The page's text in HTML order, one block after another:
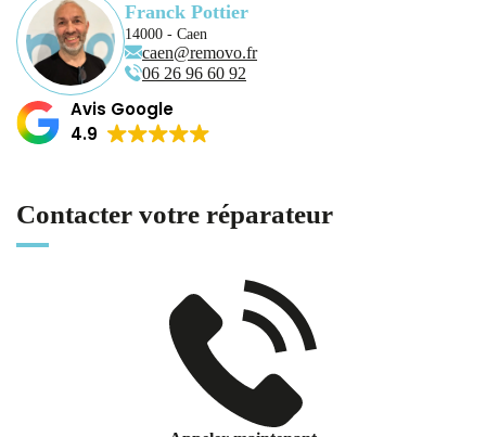
Franck Pottier
14000 - Caen
caen@removo.fr
06 26 96 60 92
Avis Google
4.9
Contacter votre réparateur